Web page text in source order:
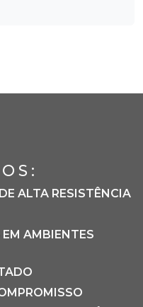
ALTA RESISTÊNCIA